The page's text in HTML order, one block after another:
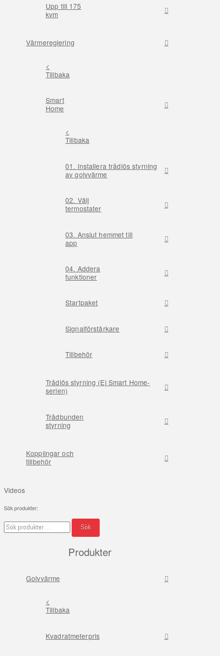
Upp till 175
kvm
Värmereglering
<
Tillbaka
Smart
Home
<
Tillbaka
01. Installera trådlös styrning
av golvvärme
02. Välj
termostater
03. Anslut hemmet till
app
04. Addera
funktioner
Startpaket
Signalförstärkare
Tillbehör
Trådlös styrning (Ej Smart Home-
serien)
Trådbunden
styrning
Kopplingar och
tillbehör
Videos
Sök produkter:
Sök
efter:
Sök
Produkter
Golvvärme
<
Tillbaka
Kvadratmeterpris